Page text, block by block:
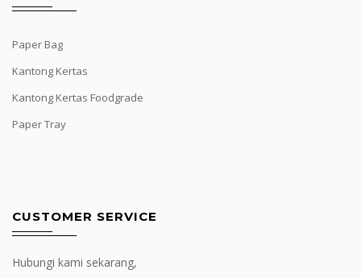
Paper Bag
Kantong Kertas
Kantong Kertas Foodgrade
Paper Tray
CUSTOMER SERVICE
Hubungi kami sekarang,